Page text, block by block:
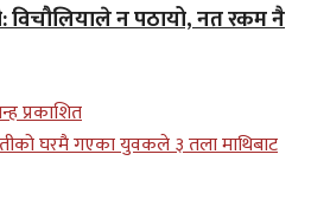
विचौलियाले न पठायो, नत रकम नै
प्रकाशित